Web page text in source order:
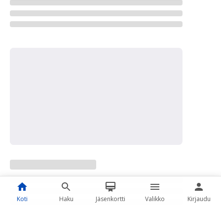
Koti Haku Jäsenkortti Valikko Kirjaudu